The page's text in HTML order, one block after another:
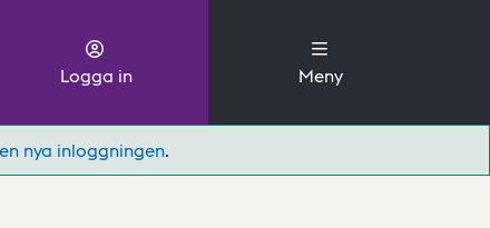
Logga in Meny
nya inloggningen.